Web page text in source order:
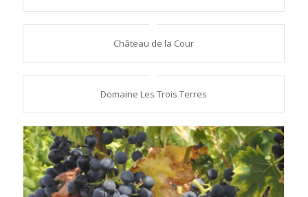
Château de la Cour
Domaine Les Trois Terres